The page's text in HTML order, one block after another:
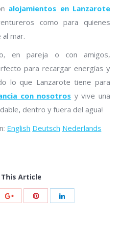
alojamientos en Lanzarote
como para quienes
mar.
en pareja o con amigos,
para recargar energías y
lo que Lanzarote tiene para
con nosotros y vive una
dentro y fuera del agua!
English Deutsch Nederlands
This Article